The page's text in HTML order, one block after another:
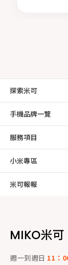
探索米可
手機品牌一覽
服務項目
小米專區
米可報報
MIKO米可
週一到週日 11：